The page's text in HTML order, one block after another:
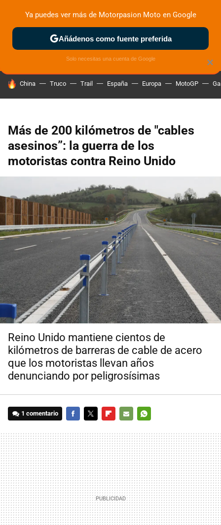
ZONA DE PRUEBAS DEPORTIVAS MOTOS ELÉCTRICAS
HOY SE HABLA DE
China Truco Trail España Europa MotoGP
Más de 200 kilómetros de "cables
asesinos”: la guerra de los
motoristas contra Reino Unido
Reino Unido mantiene cientos de
kilómetros de barreras de cable de acero
que los motoristas llevan años
denunciando por peligrosísimas
1 comentario
MAIL
×
Ya puedes ver más de Motorpasion Moto en Google
Añádenos como fuente preferida
Solo necesitas una cuenta de Google